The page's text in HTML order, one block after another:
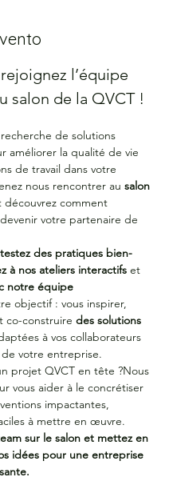
l’équipe
salon de la QVCT !
de solutions
améliorer la qualité de vie
de travail dans votre
nous rencontrer au salon
comment
votre partenaire de
testez des pratiques bien-
à nos ateliers interactifs et
notre équipe
objectif : vous inspirer,
co-construire des solutions
à vos collaborateurs
votre entreprise.
projet QVCT en tête ?Nous
vous aider à le concrétiser
impactantes,
à mettre en œuvre.
sur le salon et mettez en
idées pour une entreprise